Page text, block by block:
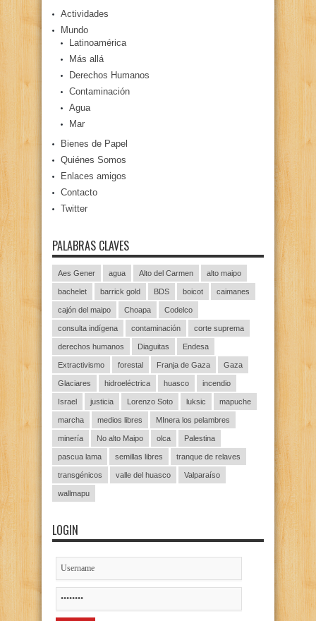
Actividades
Mundo
Latinoamérica
Más allá
Derechos Humanos
Contaminación
Agua
Mar
Bienes de Papel
Quiénes Somos
Enlaces amigos
Contacto
Twitter
PALABRAS CLAVES
Aes Gener agua Alto del Carmen alto maipo
bachelet barrick gold BDS boicot caimanes
cajón del maipo Choapa Codelco
consulta indígena contaminación corte suprema
derechos humanos Diaguitas Endesa
Extractivismo forestal Franja de Gaza Gaza
Glaciares hidroeléctrica huasco incendio
Israel justicia Lorenzo Soto luksic mapuche
marcha medios libres MInera los pelambres
minería No alto Maipo olca Palestina
pascua lama semillas libres tranque de relaves
transgénicos valle del huasco Valparaíso
wallmapu
LOGIN